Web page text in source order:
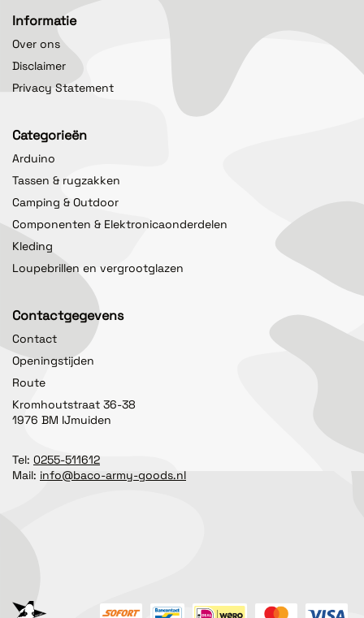
Informatie
Over ons
Disclaimer
Privacy Statement
Categorieën
Arduino
Tassen & rugzakken
Camping & Outdoor
Componenten & Elektronicaonderdelen
Kleding
Loupebrillen en vergrootglazen
Contactgegevens
Contact
Openingstijden
Route
Kromhoutstraat 36-38
1976 BM IJmuiden
Tel: 0255-511612
Mail: info@baco-army-goods.nl